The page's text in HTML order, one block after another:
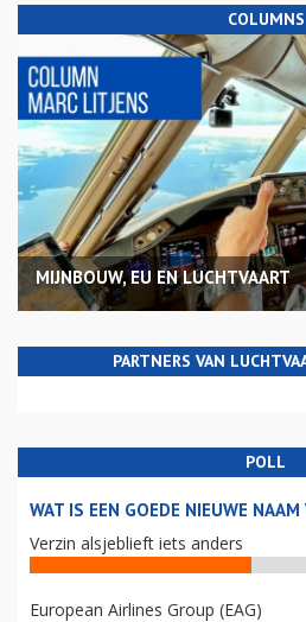
COLUMNS
MIJNBOUW, EU EN LUCHTVAART
PARTNERS VAN
POLL
WAT IS EEN GOEDE NIEUWE
Verzin alsjeblieft iets anders
European Airlines Group (EAG)